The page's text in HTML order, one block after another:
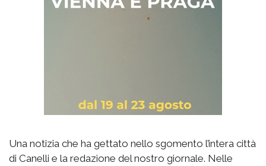
Una notizia che ha gettato nello sgomento l’intera città
di Canelli e la redazione del nostro giornale. Nelle